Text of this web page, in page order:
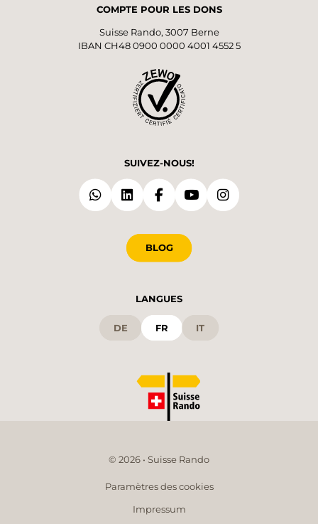
COMPTE POUR LES DONS
Suisse Rando, 3007 Berne
IBAN CH48 0900 0000 4001 4552 5
SUIVEZ-NOUS!
BLOG
LANGUES
DE FR IT
© 2026 • Suisse Rando
Paramètres des cookies
Impressum